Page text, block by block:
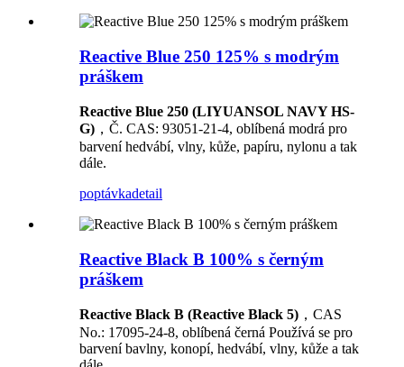
Reactive Blue 250 125% s modrým
práškem
Reactive Blue 250 (LIYUANSOL NAVY HS-
G) ，Č. CAS: 93051-21-4, oblíbená modrá pro
barvení hedvábí, vlny, kůže, papíru, nylonu a tak
dále.
poptávkadetail
Reactive Black B 100% s černým
práškem
Reactive Black B (Reactive Black 5) ，CAS
No.: 17095-24-8, oblíbená černá Používá se pro
barvení bavlny, konopí, hedvábí, vlny, kůže a tak